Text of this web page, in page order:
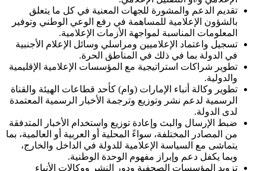
تقديم الدعم والمشورة للجهات المعنية في كل ما يتعلق
بالشؤون الإعلامية للمساهمة في رفع الوعي الوطني وتوفير
المعلومات المناسبة لمواجهة الأزمات الإعلامية.
تسجيل واعتماد الإعلاميين ومراسلي وسائل الإعلام الأجنبية
في الدولة بما في ذلك في المناطق الحرة.
تطوير شراكات استراتيجية مع المؤسسات الإعلامية الإقليمية
والدولية.
تطوير وكالة أنباء الإمارات (وام) كأحد قطاعات الهيئة والقناة
الرسمية لدعم نشر وتوزيع وترجمة الأخبار الرسمية المعتمدة
لدى الدولة.
ضبط الإرسال والبث وإعادة توزيع واستخدام الأخبار المتدفقة
من المصادر المختلفة، سواءً المحلية أو العربية أو العالمية، بما
يتماشى مع السياسة الإعلامية للدولة في الداخل والخارج،
وبما يكفل دعم وإبراز مفهوم الوحدة الوطنية.
تزويد المؤسسات الصحفية ودور النشر ووكالات الأنباء